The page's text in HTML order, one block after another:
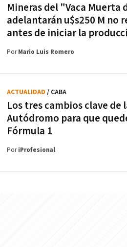
Mineras del "Vaca Muerta
adelantarán u$s250 M no
antes de iniciar la
PorMario Luis Romero
Los tres cambios clave de
Autódromo para que
Fórmula 1
ACTUALIDAD / CABA
PoriProfesional